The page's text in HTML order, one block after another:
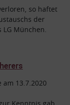
so haftet
der
LG München.
13.7.2020